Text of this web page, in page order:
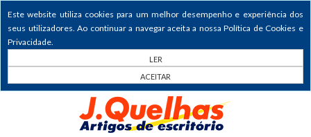
Este website utiliza cookies para um melhor desempenho e experiência dos
seus utilizadores. Ao continuar a navegar aceita a nossa Política de Cookies e
Privacidade.
LER
ACEITAR